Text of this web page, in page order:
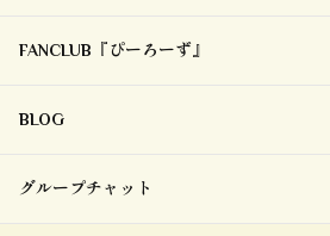
FANCLUB『ぴーろーず』
BLOG
グループチャット